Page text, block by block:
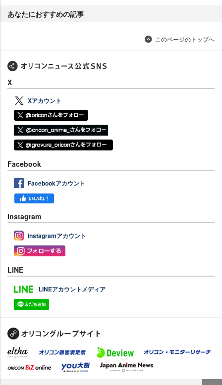
あなたにおすすめの記事
このページのトップへ
X
Xアカウント
Facebook
Facebookアカウント
Instagram
Instagramアカウント
LINE
LINEアカウントメディア